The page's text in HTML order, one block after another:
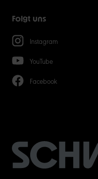
Folgt uns
Instagram
YouTube
Facebook